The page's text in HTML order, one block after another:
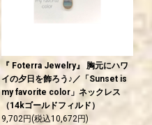
『 Foterra Jewelry』 胸元にハワ
イの夕日を飾ろう♪／「Sunset is
my favorite color」ネックレス
（14kゴールドフィルド）
9,702円(税込10,672円)